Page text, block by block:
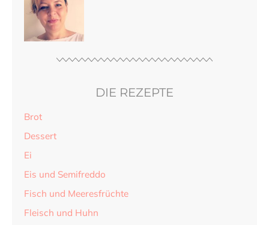
DIE REZEPTE
Brot
Dessert
Ei
Eis und Semifreddo
Fisch und Meeresfrüchte
Fleisch und Huhn